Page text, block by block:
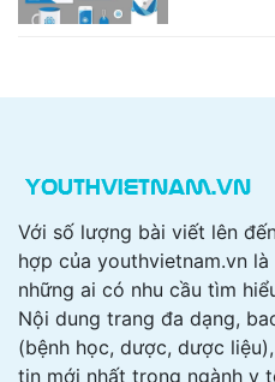
Với số lượng bài viết lên
hợp của youthvietnam.vn
những ai có nhu cầu tìm
Nội dung trang đa dạng,
(bệnh học, dược, dược
tin mới nhất trong ngành y